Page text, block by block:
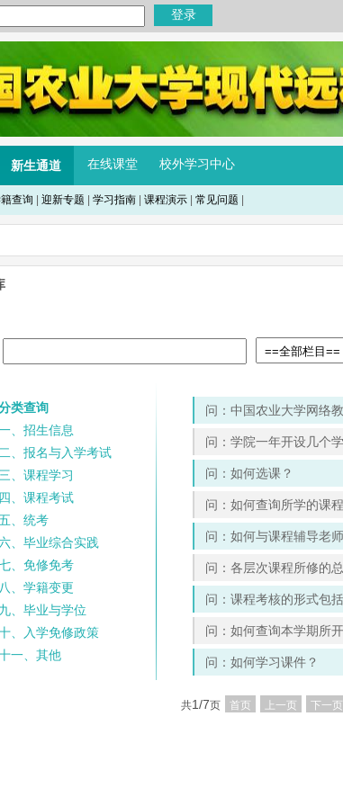
新生通道
查询 迎新专题 学习指南 课程演示 常见问题
在线课堂 校外学习中心
类查询
、招生信息
二、报名与入学考试
三、课程学习
四、课程考试
、统考
、毕业综合实践
、免修免考
八、学籍变更
九、毕业与学位
、入学免修政策
一、其他
问：中国农业大学网络
问：学院一年开设几个
问：如何选课？
问：如何查询所学的课
问：如何与课程辅导老
问：各层次课程所修的
问：课程考核的形式包
问：如何查询本学期所
问：如何学习课件？
共1/7页 首页 上一页 下一页